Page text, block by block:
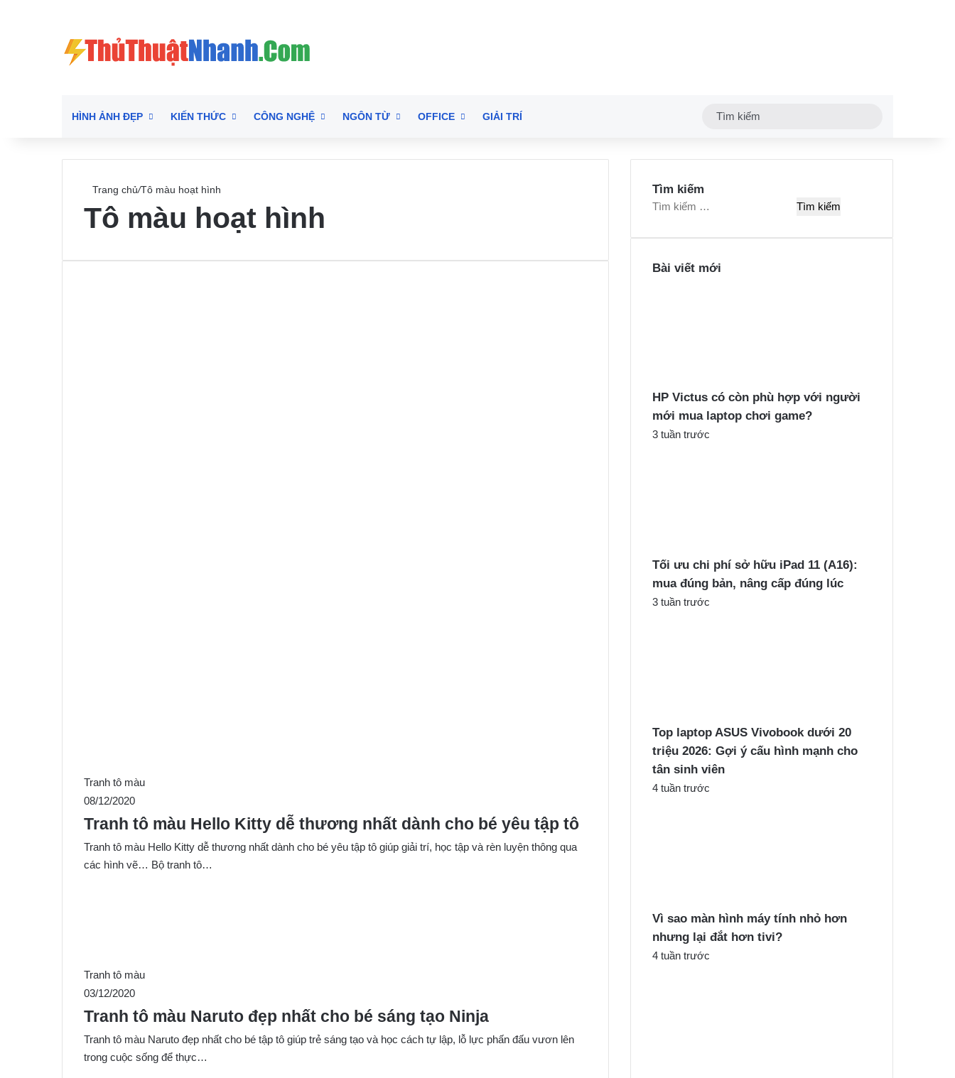
HÌNH ẢNH ĐẸP KIẾN THỨC CÔNG NGHỆ NGÔN TỪ OFFICE GIẢI TRÍ
Trang chủ/Tô màu hoạt hình
Tô màu hoạt hình
Tranh tô màu
08/12/2020
Tranh tô màu Hello Kitty dễ thương nhất dành cho bé yêu tập tô
Tranh tô màu Hello Kitty dễ thương nhất dành cho bé yêu tập tô giúp giải trí, học tập và rèn luyện thông qua
các hình vẽ… Bộ tranh tô…
Tranh tô màu
03/12/2020
Tranh tô màu Naruto đẹp nhất cho bé sáng tạo Ninja
Tranh tô màu Naruto đẹp nhất cho bé tập tô giúp trẻ sáng tạo và học cách tự lập, lỗ lực phấn đấu vươn lên
trong cuộc sống để thực…
Tìm kiếm
T
k
:
Bài viết mới
HP Victus có còn phù hợp với người
mới mua laptop chơi game?
3 tuần trước
Tối ưu chi phí sở hữu iPad 11 (A16):
mua đúng bản, nâng cấp đúng lúc
3 tuần trước
Top laptop ASUS Vivobook dưới 20
triệu 2026: Gợi ý cấu hình mạnh cho
tân sinh viên
4 tuần trước
Vì sao màn hình máy tính nhỏ hơn
nhưng lại đắt hơn tivi?
4 tuần trước